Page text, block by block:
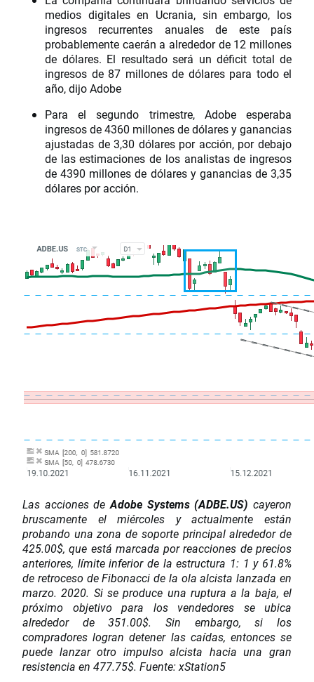
medios digitales en Ucrania, sin embargo, los
ingresos recurrentes anuales de este país
probablemente caerán a alrededor de 12 millones
de dólares. El resultado será un déficit total de
ingresos de 87 millones de dólares para todo el
año, dijo Adobe
Para el segundo trimestre, Adobe esperaba
ingresos de 4360 millones de dólares y ganancias
ajustadas de 3,30 dólares por acción, por debajo
de las estimaciones de los analistas de ingresos
de 4390 millones de dólares y ganancias de 3,35
dólares por acción.
Las acciones deAdobe Systems (ADBE.US) cayeron
bruscamente el miércoles y actualmente están
probando una zona de soporte principal alrededor de
425.00$, que está marcada por reacciones de precios
anteriores, límite inferior de la estructura 1: 1 y 61.8%
de retroceso de Fibonacci de la ola alcista lanzada en
marzo. 2020. Si se produce una ruptura a la baja, el
próximo objetivo para los vendedores se ubica
alrededor de 351.00$. Sin embargo, si los
compradores logran detener las caídas, entonces se
puede lanzar otro impulso alcista hacia una gran
resistencia en 477.75$. Fuente: xStation5